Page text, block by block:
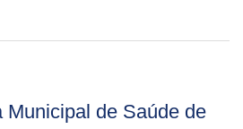
Municipal de Saúde de